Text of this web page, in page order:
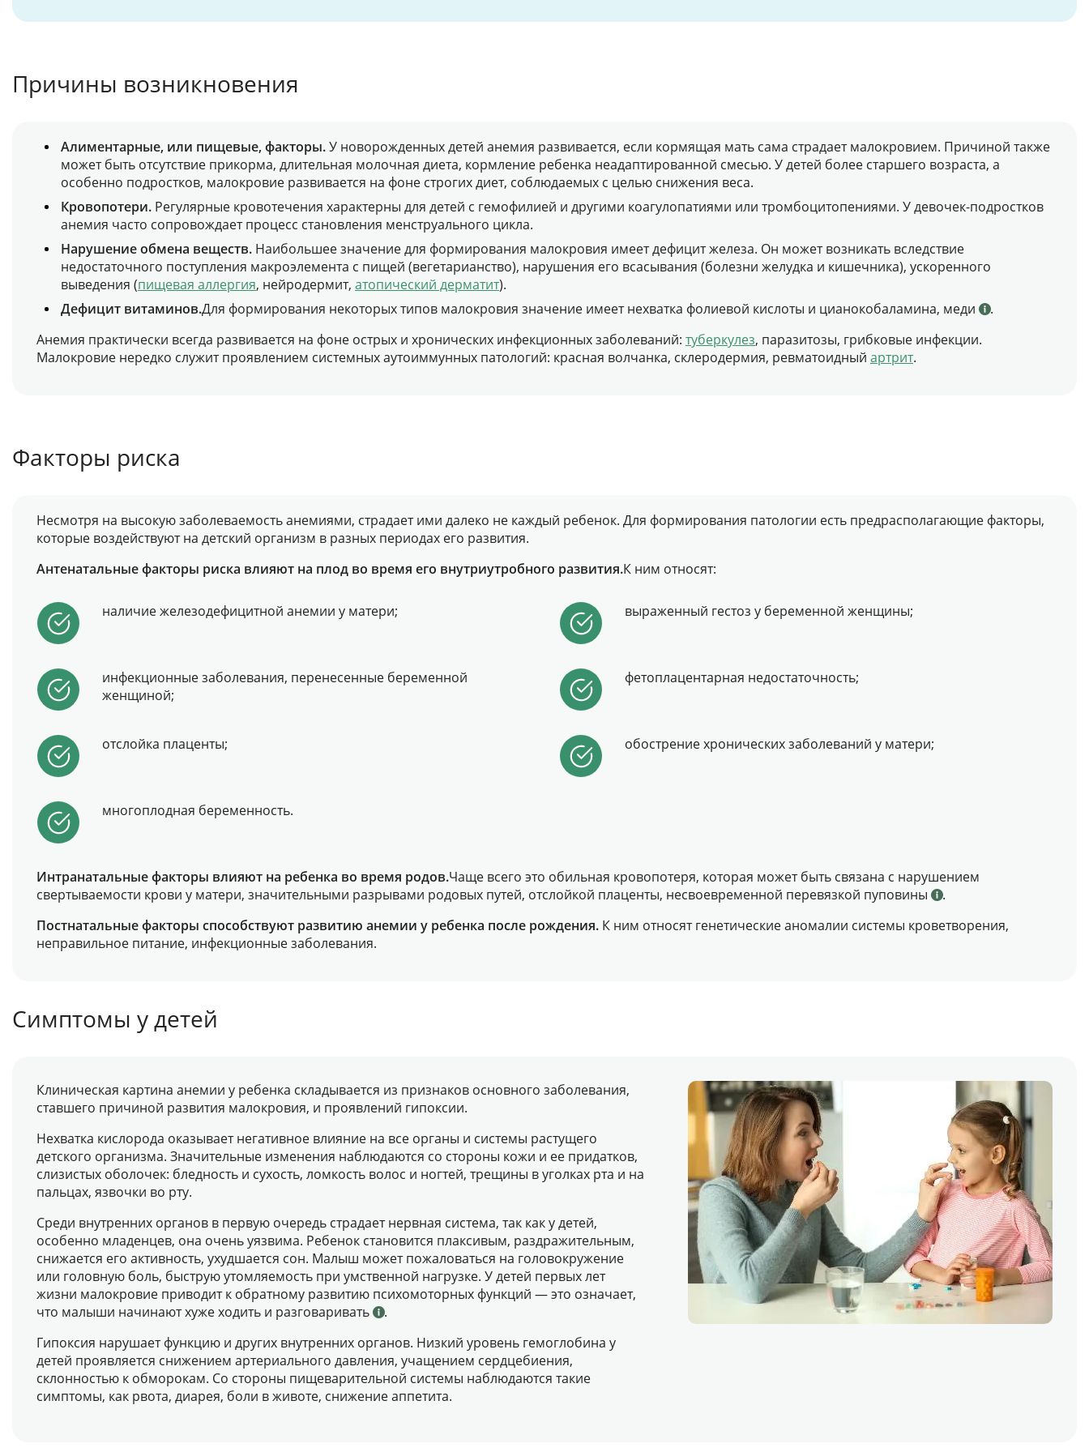
Причины возникновения
Алиментарные, или пищевые, факторы.У новорожденных детей анемия развивается, если кормящая мать сама страдает малокровием. Причиной также
может быть отсутствие прикорма, длительная молочная диета, кормление ребенка неадаптированной смесью. У детей более старшего возраста, а
особенно подростков, малокровие развивается на фоне строгих диет, соблюдаемых с целью снижения веса.
Кровопотери. Регулярные кровотечения характерны для детей с гемофилией и другими коагулопатиями или тромбоцитопениями. У девочек-подростков
анемия часто сопровождает процесс становления менструального цикла.
Нарушение обмена веществ. Наибольшее значение для формирования малокровия имеет дефицит железа. Он может возникать вследствие
недостаточного поступления макроэлемента с пищей (вегетарианство), нарушения его всасывания (болезни желудка и кишечника), ускоренного
выведения (пищевая аллергия, нейродермит, атопический дерматит).
Дефицит витаминов.Для формирования некоторых типов малокровия значение имеет нехватка фолиевой кислоты и цианокобаламина, меди
.
Анемия практически всегда развивается на фоне острых и хронических инфекционных заболеваний: туберкулез, паразитозы, грибковые инфекции.
Малокровие нередко служит проявлением системных аутоиммунных патологий: красная волчанка, склеродермия, ревматоидный артрит.
Факторы риска
Несмотря на высокую заболеваемость анемиями, страдает ими далеко не каждый ребенок. Для формирования патологии есть предрасполагающие факторы,
которые воздействуют на детский организм в разных периодах его развития.
Антенатальные факторы риска влияют на плод во время его внутриутробного развития.К ним относят:
наличие железодефицитной анемии у матери; выраженный гестоз у беременной женщины;
инфекционные заболевания, перенесенные беременной
женщиной;
фетоплацентарная недостаточность;
отслойка плаценты; обострение хронических заболеваний у матери;
многоплодная беременность.
Интранатальные факторы влияют на ребенка во время родов.Чаще всего это обильная кровопотеря, которая может быть связана с нарушением
свертываемости крови у матери, значительными разрывами родовых путей, отслойкой плаценты, несвоевременной перевязкой пуповины
.
Постнатальные факторы способствуют развитию анемии у ребенка после рождения. К ним относят генетические аномалии системы кроветворения,
неправильное питание, инфекционные заболевания.
Симптомы у детей
Клиническая картина анемии у ребенка складывается из признаков основного заболевания,
ставшего причиной развития малокровия, и проявлений гипоксии.
Нехватка кислорода оказывает негативное влияние на все органы и системы растущего
детского организма. Значительные изменения наблюдаются со стороны кожи и ее придатков,
слизистых оболочек: бледность и сухость, ломкость волос и ногтей, трещины в уголках рта и на
пальцах, язвочки во рту.
Среди внутренних органов в первую очередь страдает нервная система, так как у детей,
особенно младенцев, она очень уязвима. Ребенок становится плаксивым, раздражительным,
снижается его активность, ухудшается сон. Малыш может пожаловаться на головокружение
или головную боль, быструю утомляемость при умственной нагрузке. У детей первых лет
жизни малокровие приводит к обратному развитию психомоторных функций — это означает,
что малыши начинают хуже ходить и разговаривать
.
Гипоксия нарушает функцию и других внутренних органов. Низкий уровень гемоглобина у
детей проявляется снижением артериального давления, учащением сердцебиения,
склонностью к обморокам. Со стороны пищеварительной системы наблюдаются такие
симптомы, как рвота, диарея, боли в животе, снижение аппетита.